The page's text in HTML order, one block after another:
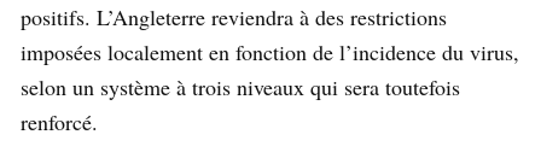
positifs. L’Angleterre reviendra à des restrictions
imposées localement en fonction de l’incidence du virus,
selon un système à trois niveaux qui sera toutefois
renforcé.